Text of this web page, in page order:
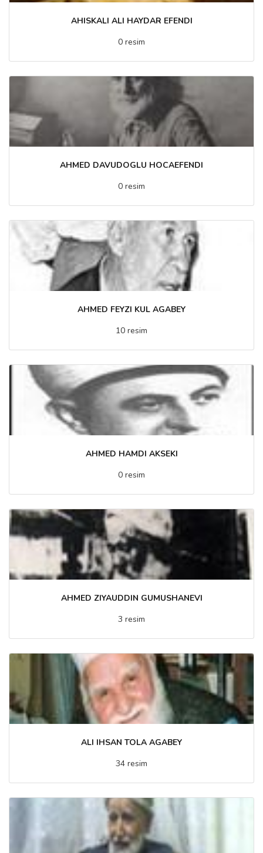
AHISKALI ALI HAYDAR EFENDI
0 resim
AHMED DAVUDOGLU HOCAEFENDI
0 resim
AHMED FEYZI KUL AGABEY
10 resim
AHMED HAMDI AKSEKI
0 resim
AHMED ZIYAUDDIN GUMUSHANEVI
3 resim
ALI IHSAN TOLA AGABEY
34 resim